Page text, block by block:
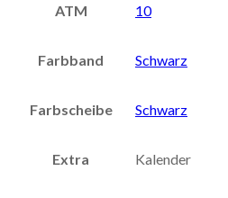
ATM
10
Farbband Schwarz
Farbscheibe Schwarz
Extra Kalender